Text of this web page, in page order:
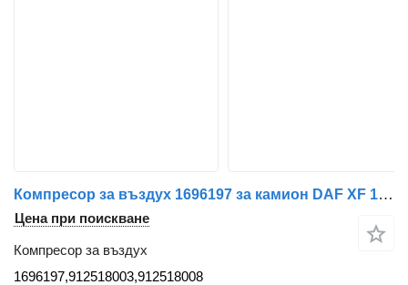
Компресор за въздух 1696197 за камион DAF XF 105 | 05
Цена при поискване
Компресор за въздух
1696197,912518003,912518008